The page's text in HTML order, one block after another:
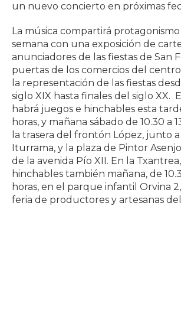
un nuevo concierto en próximas
La música compartirá
semana con una exposición de
anunciadores de las fiestas de San
puertas de los comercios del
la representación de las fiestas
siglo XIX hasta finales del siglo XX.
habrá juegos e hinchables esta
horas, y mañana sábado de 10.30 a
la trasera del frontón López, junto
Iturrama, y la plaza de Pintor
de la avenida Pío XII. En la
hinchables también mañana, de
horas, en el parque infantil Orvina
feria de productores y artesanas